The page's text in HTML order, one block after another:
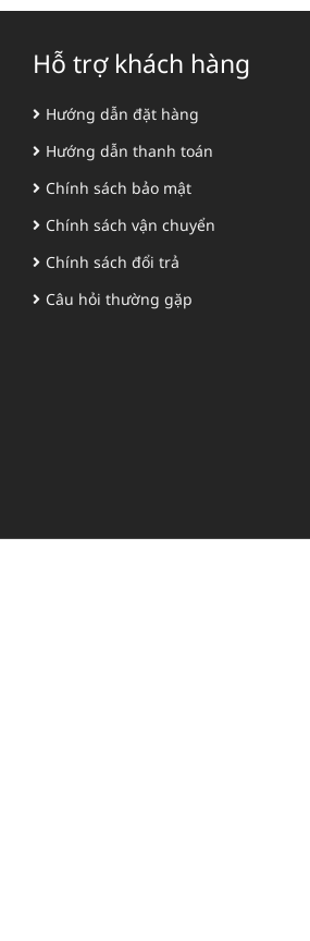
Hỗ trợ khách hàng
Hướng dẫn đặt hàng
Hướng dẫn thanh toán
Chính sách bảo mật
Chính sách vận chuyển
Chính sách đổi trả
Câu hỏi thường gặp